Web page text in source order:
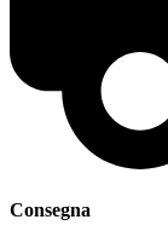
Consegna